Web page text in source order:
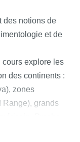
des notions de
et de
cours explore les
des continents :
zones
Range), grands
échelle et